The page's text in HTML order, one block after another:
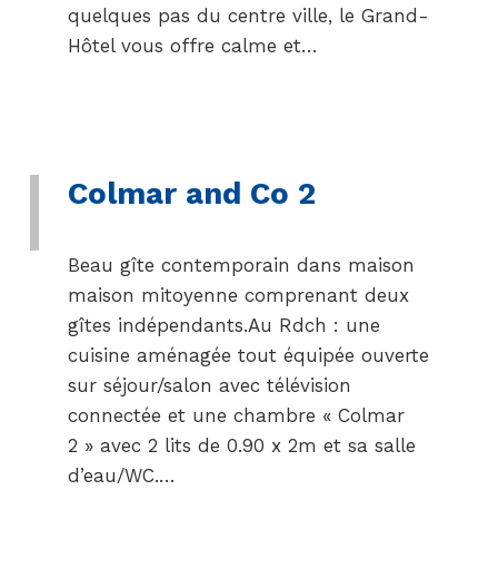
quelques pas du centre ville, le Grand-
Hôtel vous offre calme et…
Colmar and Co 2
Beau gîte contemporain dans maison
maison mitoyenne comprenant deux
gîtes indépendants.Au Rdch : une
cuisine aménagée tout équipée ouverte
sur séjour/salon avec télévision
connectée et une chambre « Colmar
2 » avec 2 lits de 0.90 x 2m et sa salle
d’eau/WC.…